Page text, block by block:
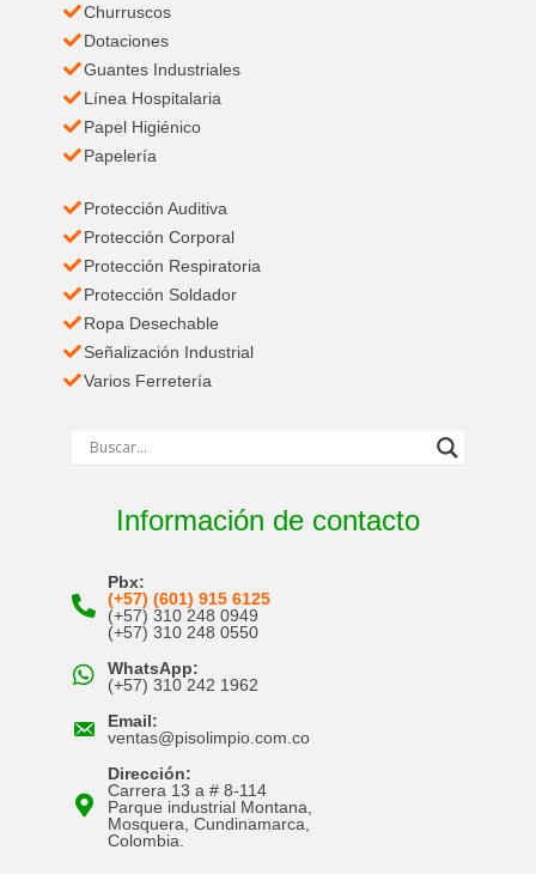
Churruscos
Dotaciones
Guantes Industriales
Línea Hospitalaria
Papel Higiénico
Papelería
Protección Auditiva
Protección Corporal
Protección Respiratoria
Protección Soldador
Ropa Desechable
Señalización Industrial
Varios Ferretería
Información de contacto
Pbx:
(+57) (601) 915 6125
(+57) 310 248 0949
(+57) 310 248 0550
WhatsApp:
(+57) 310 242 1962
Email:
ventas@pisolimpio.com.co
Dirección:
Carrera 13 a # 8-114
Parque industrial Montana,
Mosquera, Cundinamarca,
Colombia.